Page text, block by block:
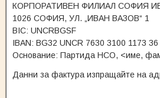
КОРПОРАТИВЕН ФИЛИАЛ СОФИЯ
1026 СОФИЯ, УЛ. „ИВАН ВАЗОВ“ 1
BIC: UNCRBGSF
IBAN: BG32 UNCR 7630 3100 1173 36
Основание: Партида НСО, <име,
Данни за фактура изпращайте на